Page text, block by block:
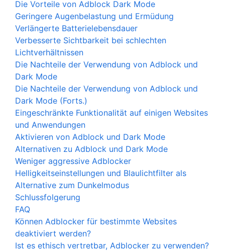
Die Vorteile von Adblock Dark Mode
Geringere Augenbelastung und Ermüdung
Verlängerte Batterielebensdauer
Verbesserte Sichtbarkeit bei schlechten
Lichtverhältnissen
Die Nachteile der Verwendung von Adblock und
Dark Mode
Die Nachteile der Verwendung von Adblock und
Dark Mode (Forts.)
Eingeschränkte Funktionalität auf einigen Websites
und Anwendungen
Aktivieren von Adblock und Dark Mode
Alternativen zu Adblock und Dark Mode
Weniger aggressive Adblocker
Helligkeitseinstellungen und Blaulichtfilter als
Alternative zum Dunkelmodus
Schlussfolgerung
FAQ
Können Adblocker für bestimmte Websites
deaktiviert werden?
Ist es ethisch vertretbar, Adblocker zu verwenden?